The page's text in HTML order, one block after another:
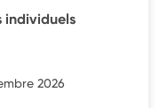
individuels
2026